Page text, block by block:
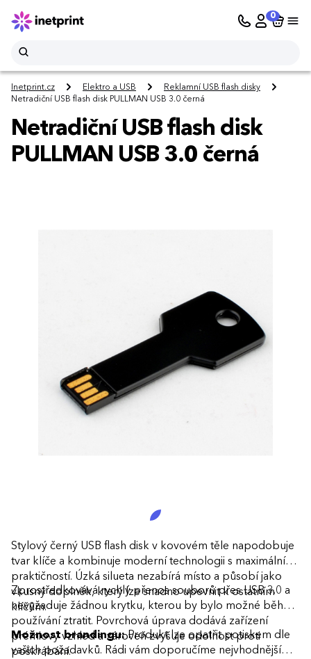
0
Inetprint.cz Elektro a USB
Reklamní USB flash disky
Netradiční USB flash disk PULLMAN USB 3.0 černá
Netradiční USB flash disk
PULLMAN USB 3.0 černá
Stylový černý USB flash disk v kovovém těle napodobuje
tvar klíče a kombinuje moderní technologii s maximální
praktičností. Úzká silueta nezabírá místo a působí jako
vkusný doplněk, který lze snadno upevnit k ostatním
klíčům.
Zprostředkovává rychlý přenos souborů přes USB 3.0 a
nevyžaduje žádnou krytku, kterou by bylo možné během
používání ztratit. Povrchová úprava dodává zařízení
prémiový vzhled a zároveň zvyšuje odolnost proti
poškrábání.
Možnost brandingu:Produkt lze opatřit potiskem dle
vašich požadavků. Rádi vám doporučíme nejvhodnější